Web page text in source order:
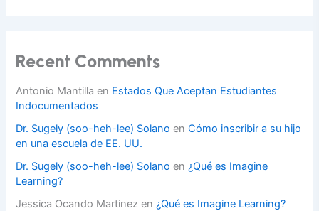
Recent Comments
Antonio Mantilla en Estados Que Aceptan Estudiantes
Indocumentados
Dr. Sugely (soo-heh-lee) Solano enCómo inscribir a su hijo
en una escuela de EE. UU.
Dr. Sugely (soo-heh-lee) Solano en¿Qué es Imagine
Learning?
Jessica Ocando Martinez en¿Qué es Imagine Learning?